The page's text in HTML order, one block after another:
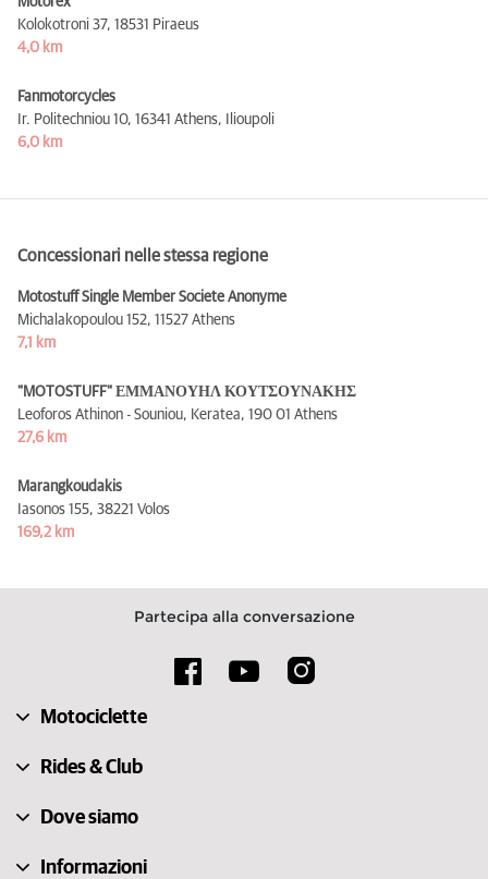
Kolokotroni 37, 18531 Piraeus
4,0 km
Fanmotorcycles
Ir. Politechniou 10, 16341 Athens, Ilioupoli
6,0 km
Concessionari nelle stessa regione
Motostuff Single Member Societe Anonyme
Michalakopoulou 152, 11527 Athens
7,1 km
"MOTOSTUFF" ΕΜΜΑΝΟΥΗΛ ΚΟΥΤΣΟΥΝΑΚΗΣ
Leoforos Athinon - Souniou, Keratea, 190 01 Athens
27,6 km
Marangkoudakis
Iasonos 155, 38221 Volos
169,2 km
Partecipa alla conversazione
Motociclette
Rides & Club
Dove siamo
Informazioni